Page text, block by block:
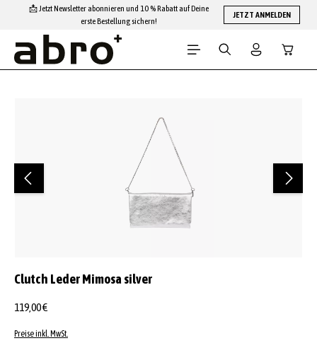
Zum Hauptinhalt springen
📩 Jetzt Newsletter abonnieren und 10 % Rabatt auf Deine
erste Bestellung sichern!
JETZT ANMELDEN
Clutch Leder Mimosa silver
119,00 €
Preise inkl. MwSt.